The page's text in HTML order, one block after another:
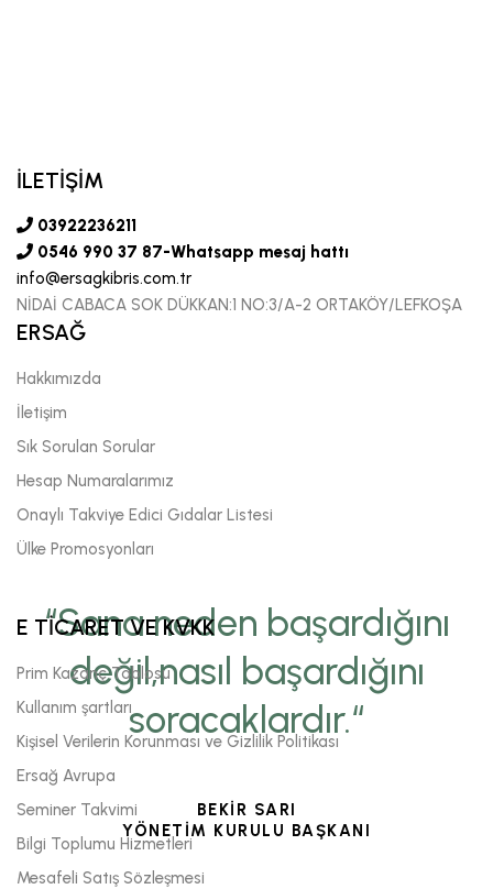
“Sana neden başardığını
değil,nasıl başardığını
soracaklardır.“
BEKİR SARI
YÖNETİM KURULU BAŞKANI
İLETİŞİM
03922236211
0546 990 37 87-Whatsapp mesaj hattı
info@ersagkibris.com.tr
NİDAİ CABACA SOK DÜKKAN:1 NO:3/A-2 ORTAKÖY/LEFKOŞA
ERSAĞ
Hakkımızda
İletişim
Sık Sorulan Sorular
Hesap Numaralarımız
Onaylı Takviye Edici Gıdalar Listesi
Ülke Promosyonları
E TİCARET VE KVKK
Prim Kazanç Tablosu
Kullanım şartları
Kişisel Verilerin Korunması ve Gizlilik Politikası
Ersağ Avrupa
Seminer Takvimi
Bilgi Toplumu Hizmetleri
Mesafeli Satış Sözleşmesi